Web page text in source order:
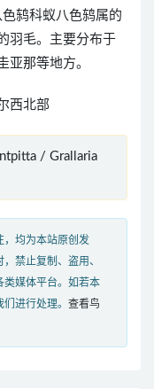
鸫科蚁八色鸫属的
羽毛。主要分布于
亚那等地方。
西北部
/ Grallaria
，均为本站原创发
禁止复制、盗用、
类媒体平台。如若本
进行处理。 查看鸟